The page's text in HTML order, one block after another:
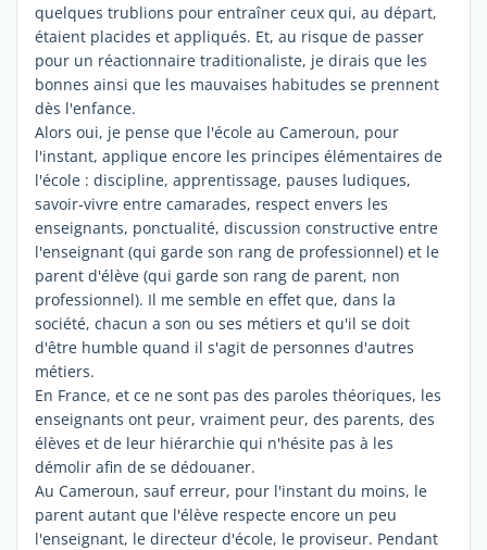
quelques trublions pour entraîner ceux qui, au départ,
étaient placides et appliqués. Et, au risque de passer
pour un réactionnaire traditionaliste, je dirais que les
bonnes ainsi que les mauvaises habitudes se prennent
dès l'enfance.
Alors oui, je pense que l'école au Cameroun, pour
l'instant, applique encore les principes élémentaires de
l'école : discipline, apprentissage, pauses ludiques,
savoir-vivre entre camarades, respect envers les
enseignants, ponctualité, discussion constructive entre
l'enseignant (qui garde son rang de professionnel) et le
parent d'élève (qui garde son rang de parent, non
professionnel). Il me semble en effet que, dans la
société, chacun a son ou ses métiers et qu'il se doit
d'être humble quand il s'agit de personnes d'autres
métiers.
En France, et ce ne sont pas des paroles théoriques, les
enseignants ont peur, vraiment peur, des parents, des
élèves et de leur hiérarchie qui n'hésite pas à les
démolir afin de se dédouaner.
Au Cameroun, sauf erreur, pour l'instant du moins, le
parent autant que l'élève respecte encore un peu
l'enseignant, le directeur d'école, le proviseur. Pendant